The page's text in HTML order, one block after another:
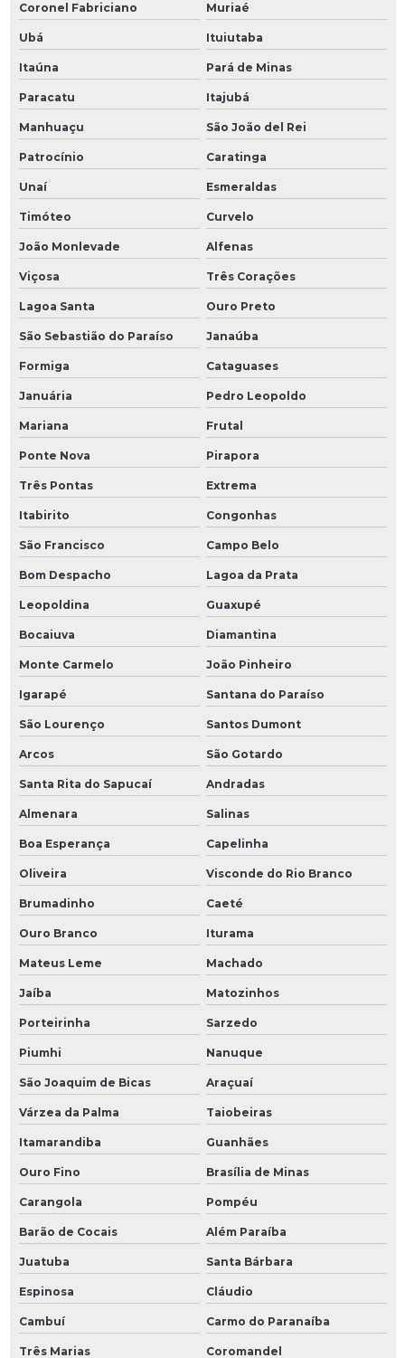
Coronel Fabriciano Muriaé
Ubá Ituiutaba
Itaúna Pará de Minas
Paracatu Itajubá
Manhuaçu São João del Rei
Patrocínio Caratinga
Unaí Esmeraldas
Timóteo Curvelo
João Monlevade Alfenas
Viçosa Três Corações
Lagoa Santa Ouro Preto
São Sebastião do Paraíso Janaúba
Formiga Cataguases
Januária Pedro Leopoldo
Mariana Frutal
Ponte Nova Pirapora
Três Pontas Extrema
Itabirito Congonhas
São Francisco Campo Belo
Bom Despacho Lagoa da Prata
Leopoldina Guaxupé
Bocaiuva Diamantina
Monte Carmelo João Pinheiro
Igarapé Santana do Paraíso
São Lourenço Santos Dumont
Arcos São Gotardo
Santa Rita do Sapucaí Andradas
Almenara Salinas
Boa Esperança Capelinha
Oliveira Visconde do Rio Branco
Brumadinho Caeté
Ouro Branco Iturama
Mateus Leme Machado
Jaíba Matozinhos
Porteirinha Sarzedo
Piumhi Nanuque
São Joaquim de Bicas Araçuaí
Várzea da Palma Taiobeiras
Itamarandiba Guanhães
Ouro Fino Brasília de Minas
Carangola Pompéu
Barão de Cocais Além Paraíba
Juatuba Santa Bárbara
Espinosa Cláudio
Cambuí Carmo do Paranaíba
Três Marias Coromandel